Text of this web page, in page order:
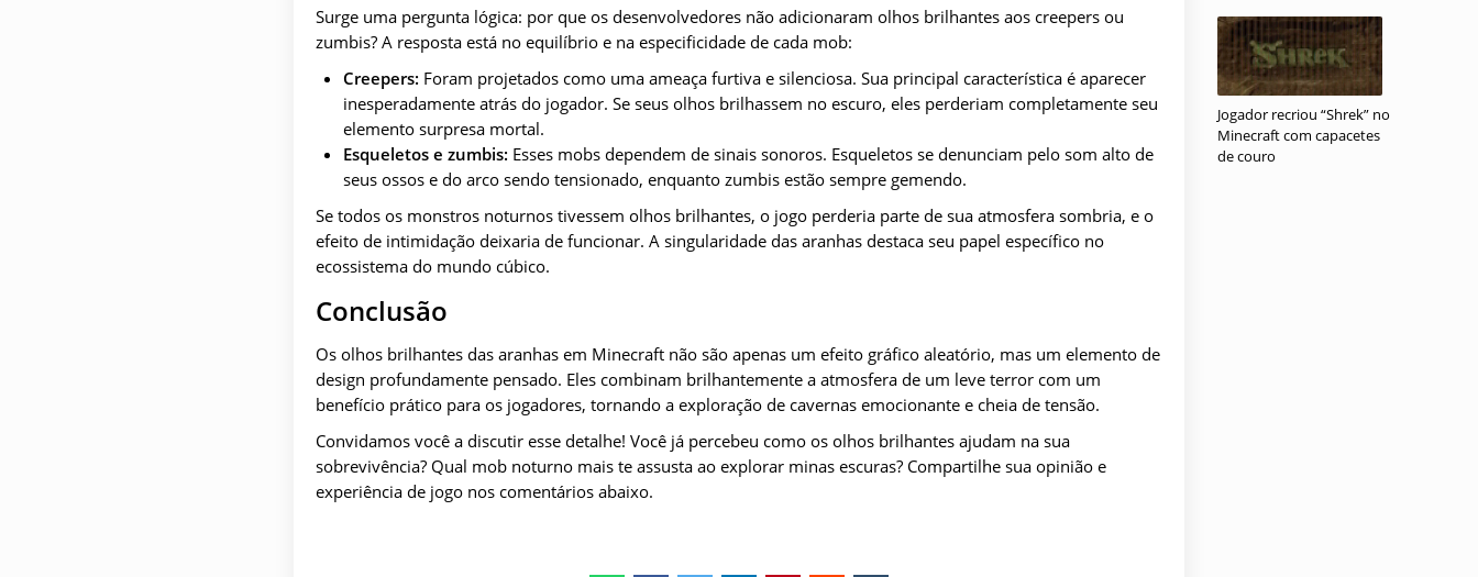
Surge uma pergunta lógica: por que os desenvolvedores não adicionaram olhos brilhantes aos creepers ou
zumbis? A resposta está no equilíbrio e na especificidade de cada mob:
Creepers: Foram projetados como uma ameaça furtiva e silenciosa. Sua principal característica é aparecer
inesperadamente atrás do jogador. Se seus olhos brilhassem no escuro, eles perderiam completamente seu
elemento surpresa mortal.
Esqueletos e zumbis: Esses mobs dependem de sinais sonoros. Esqueletos se denunciam pelo som alto de
seus ossos e do arco sendo tensionado, enquanto zumbis estão sempre gemendo.
Se todos os monstros noturnos tivessem olhos brilhantes, o jogo perderia parte de sua atmosfera sombria, e o
efeito de intimidação deixaria de funcionar. A singularidade das aranhas destaca seu papel específico no
ecossistema do mundo cúbico.
Conclusão
Os olhos brilhantes das aranhas em Minecraft não são apenas um efeito gráfico aleatório, mas um elemento de
design profundamente pensado. Eles combinam brilhantemente a atmosfera de um leve terror com um
benefício prático para os jogadores, tornando a exploração de cavernas emocionante e cheia de tensão.
Convidamos você a discutir esse detalhe! Você já percebeu como os olhos brilhantes ajudam na sua
sobrevivência? Qual mob noturno mais te assusta ao explorar minas escuras? Compartilhe sua opinião e
experiência de jogo nos comentários abaixo.
Jogador recriou “Shrek” no
Minecraft com capacetes
de couro